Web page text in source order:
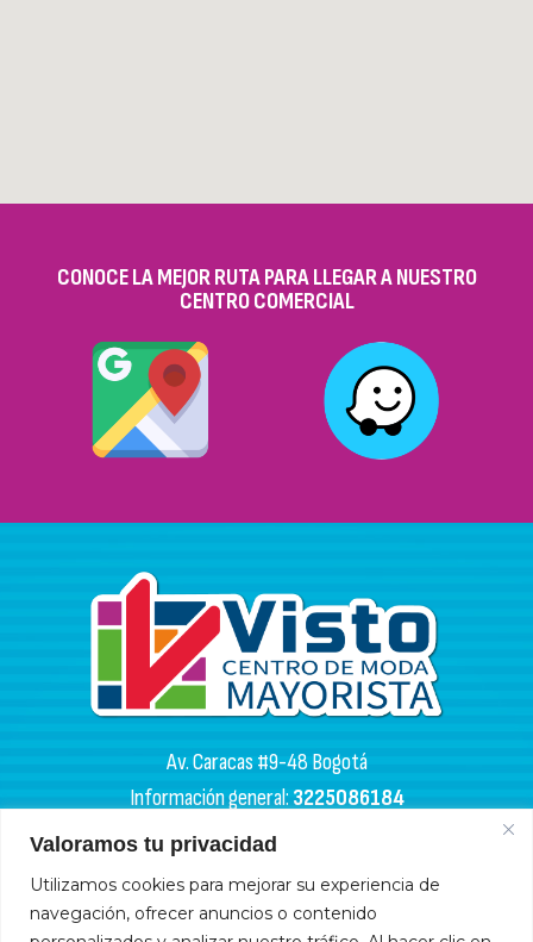
Valoramos tu privacidad
Utilizamos cookies para mejorar su experiencia de
navegación, ofrecer anuncios o contenido
CONOCE LA MEJOR RUTA PARA LLEGAR A NUESTRO
CENTRO COMERCIAL
Av. Caracas #9-48 Bogotá
Información general:3225086184
PQR:3102133050
HORARIOS DE APERTURA